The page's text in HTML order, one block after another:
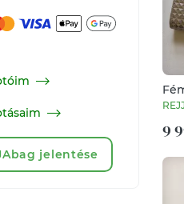
jelentése
9